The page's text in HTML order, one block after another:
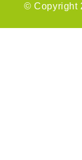
© Copyright